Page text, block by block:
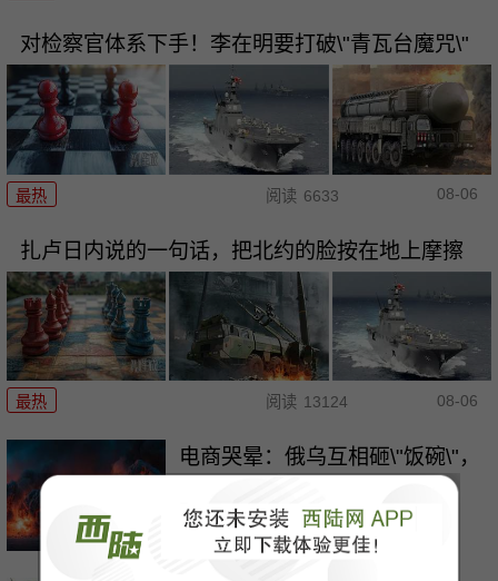
对检察官体系下手！李在明要打破\"青瓦台魔咒\"
最热 阅读 6633 08-06
扎卢日内说的一句话，把北约的脸按在地上摩擦
最热 阅读 13124 08-06
电商哭晕：俄乌互相砸\"饭碗\"，
最热 阅读